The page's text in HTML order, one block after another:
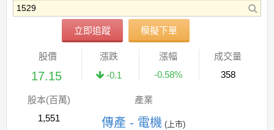
立即追蹤 模擬下單
股價
17.15
漲跌
-0.1
漲幅
-0.58%
成交量
358
股本(百萬)
1,551
產業
傳產 - 電機 (上市)